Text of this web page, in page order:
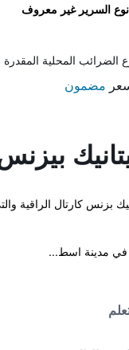
نوع السرير غير معروف
الضرائب المحلية
مضمون
في مدينة اسط...